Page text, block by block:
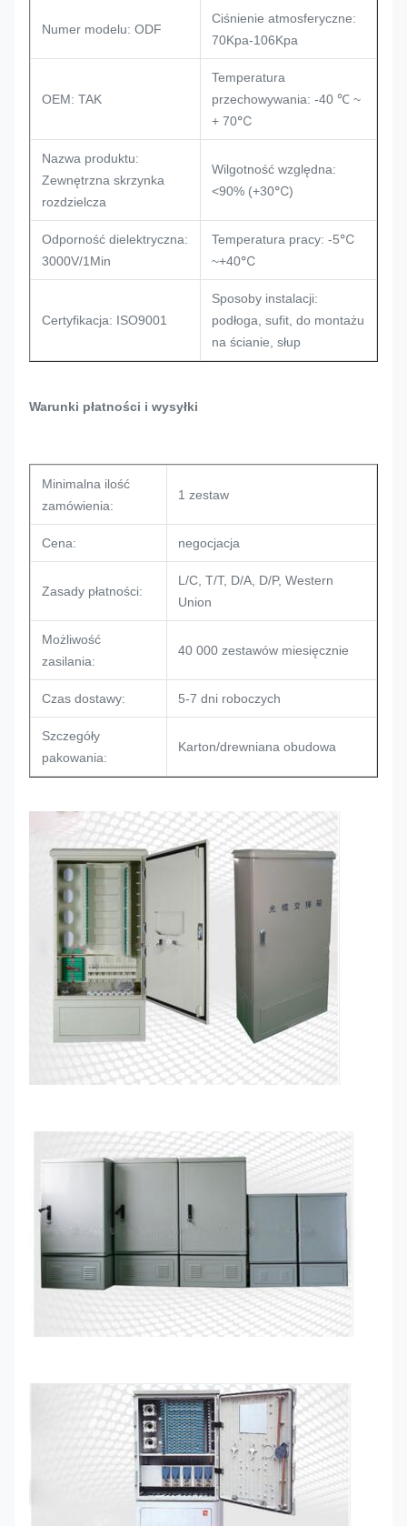
Numer modelu: ODF
Ciśnienie atmosferyczne:
70Kpa-106Kpa
OEM: TAK
Temperatura
przechowywania: -40 ℃ ~
+ 70℃
Nazwa produktu:
Zewnętrzna skrzynka
rozdzielcza
Wilgotność względna:
<90% (+30℃)
Odporność dielektryczna:
3000V/1Min
Temperatura pracy: -5℃
~+40℃
Certyfikacja: ISO9001
Sposoby instalacji:
podłoga, sufit, do montażu
na ścianie, słup
Warunki płatności i wysyłki
Minimalna ilość
zamówienia:
1 zestaw
Cena: negocjacja
Zasady płatności:
L/C, T/T, D/A, D/P, Western
Union
Możliwość
zasilania:
40 000 zestawów miesięcznie
Czas dostawy: 5-7 dni roboczych
Szczegóły
pakowania:
Karton/drewniana obudowa